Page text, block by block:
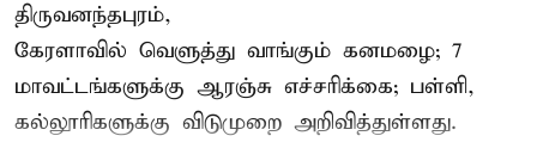
திருவனந்தபுரம்,
கேரளாவில் வெளுத்து வாங்கும் கனமழை; 7
மாவட்டங்களுக்கு ஆரஞ்சு எச்சரிக்கை; பள்ளி,
கல்லூரிகளுக்கு விடுமுறை அறிவித்துள்ளது.